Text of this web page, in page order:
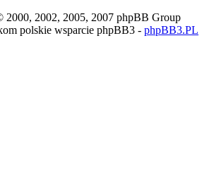
2000, 2002, 2005, 2007 phpBB Group
polskie wsparcie phpBB3 - phpBB3.PL